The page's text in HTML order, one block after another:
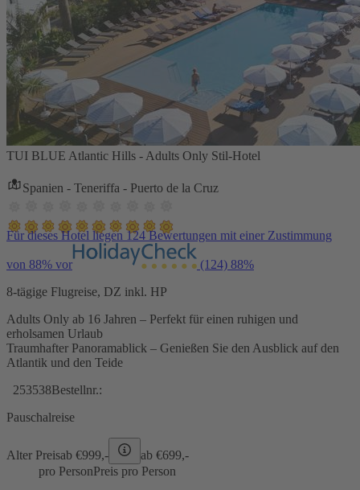
TUI BLUE Atlantic Hills - Adults Only Stil-Hotel
Spanien - Teneriffa - Puerto de la Cruz
Für dieses Hotel liegen 124 Bewertungen mit einer Zustimmung
von 88% vor (124) 88%
8-tägige Flugreise, DZ inkl. HP
Adults Only ab 16 Jahren – Perfekt für einen ruhigen und
erholsamen Urlaub
Traumhafter Panoramablick – Genießen Sie den Ausblick auf den
Atlantik und den Teide
253538Bestellnr.:
Pauschalreise
Alter Preisab €999,- ab €699,-
pro PersonPreis pro Person